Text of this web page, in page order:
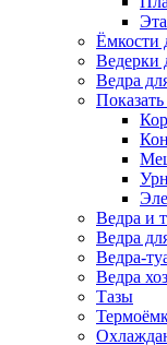
Ёмкости
Ведерки
Ведра
Ведра и
Ведра
Ведра-
Ведра
Тазы